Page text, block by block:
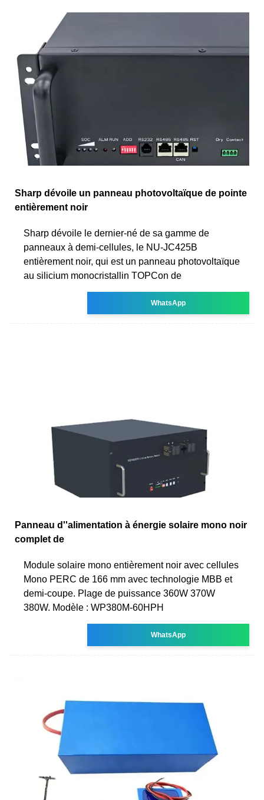
Sharp dévoile un panneau photovoltaïque de pointe
entièrement noir
Sharp dévoile le dernier-né de sa gamme de
panneaux à demi-cellules, le NU-JC425B
entièrement noir, qui est un panneau photovoltaïque
au silicium monocristallin TOPCon de
WhatsApp
Panneau d''alimentation à énergie solaire mono noir
complet de
Module solaire mono entièrement noir avec cellules
Mono PERC de 166 mm avec technologie MBB et
demi-coupe. Plage de puissance 360W 370W
380W. Modèle : WP380M-60HPH
WhatsApp